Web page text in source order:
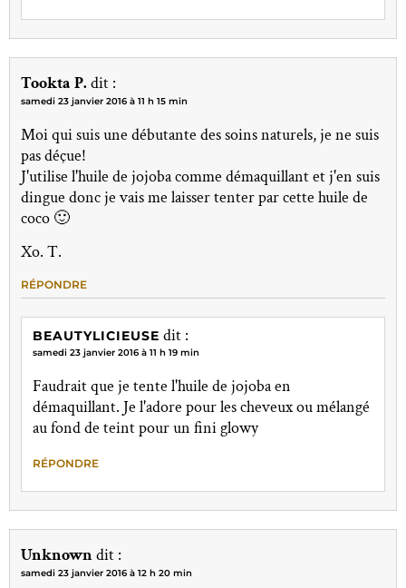
Tookta P. dit :
samedi 23 janvier 2016 à 11 h 15 min
Moi qui suis une débutante des soins naturels, je ne suis
pas déçue!
J'utilise l'huile de jojoba comme démaquillant et j'en suis
dingue donc je vais me laisser tenter par cette huile de
coco 🙂
Xo. T.
RÉPONDRE
BEAUTYLICIEUSE dit :
samedi 23 janvier 2016 à 11 h 19 min
Faudrait que je tente l'huile de jojoba en
démaquillant. Je l'adore pour les cheveux ou mélangé
au fond de teint pour un fini glowy
RÉPONDRE
Unknowndit :
samedi 23 janvier 2016 à 12 h 20 min